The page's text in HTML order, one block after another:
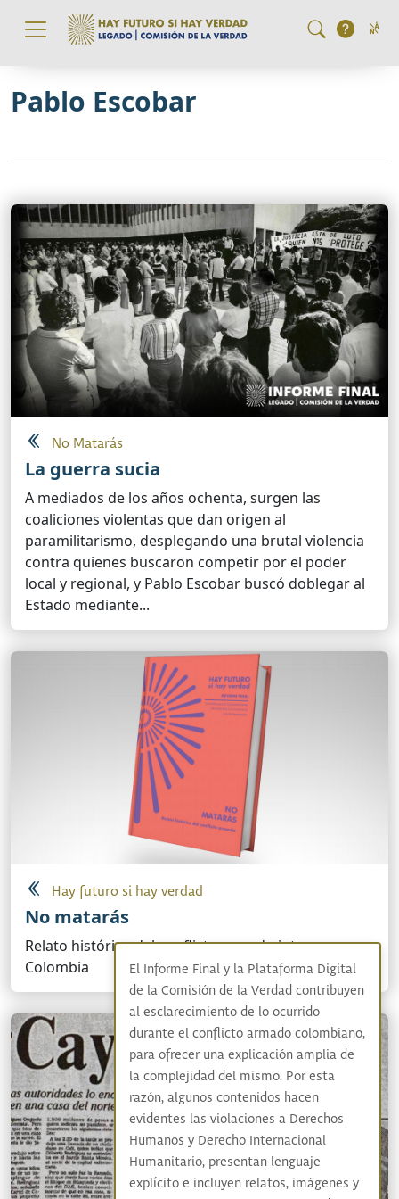
Pasar al contenido principal
Pablo Escobar
No Matarás
La guerra sucia
A mediados de los años ochenta, surgen las
coaliciones violentas que dan origen al
paramilitarismo, desplegando una brutal violencia
contra quienes buscaron competir por el poder
local y regional, y Pablo Escobar buscó doblegar al
Estado mediante...
Hay futuro si hay verdad
No matarás
Relato histórico del conflicto armado interno en
Colombia
El Informe Final y la Plataforma Digital
de la Comisión de la Verdad contribuyen
al esclarecimiento de lo ocurrido
durante el conflicto armado colombiano,
para ofrecer una explicación amplia de
la complejidad del mismo. Por esta
razón, algunos contenidos hacen
evidentes las violaciones a Derechos
Humanos y Derecho Internacional
Humanitario, presentan lenguaje
explícito e incluyen relatos, imágenes y